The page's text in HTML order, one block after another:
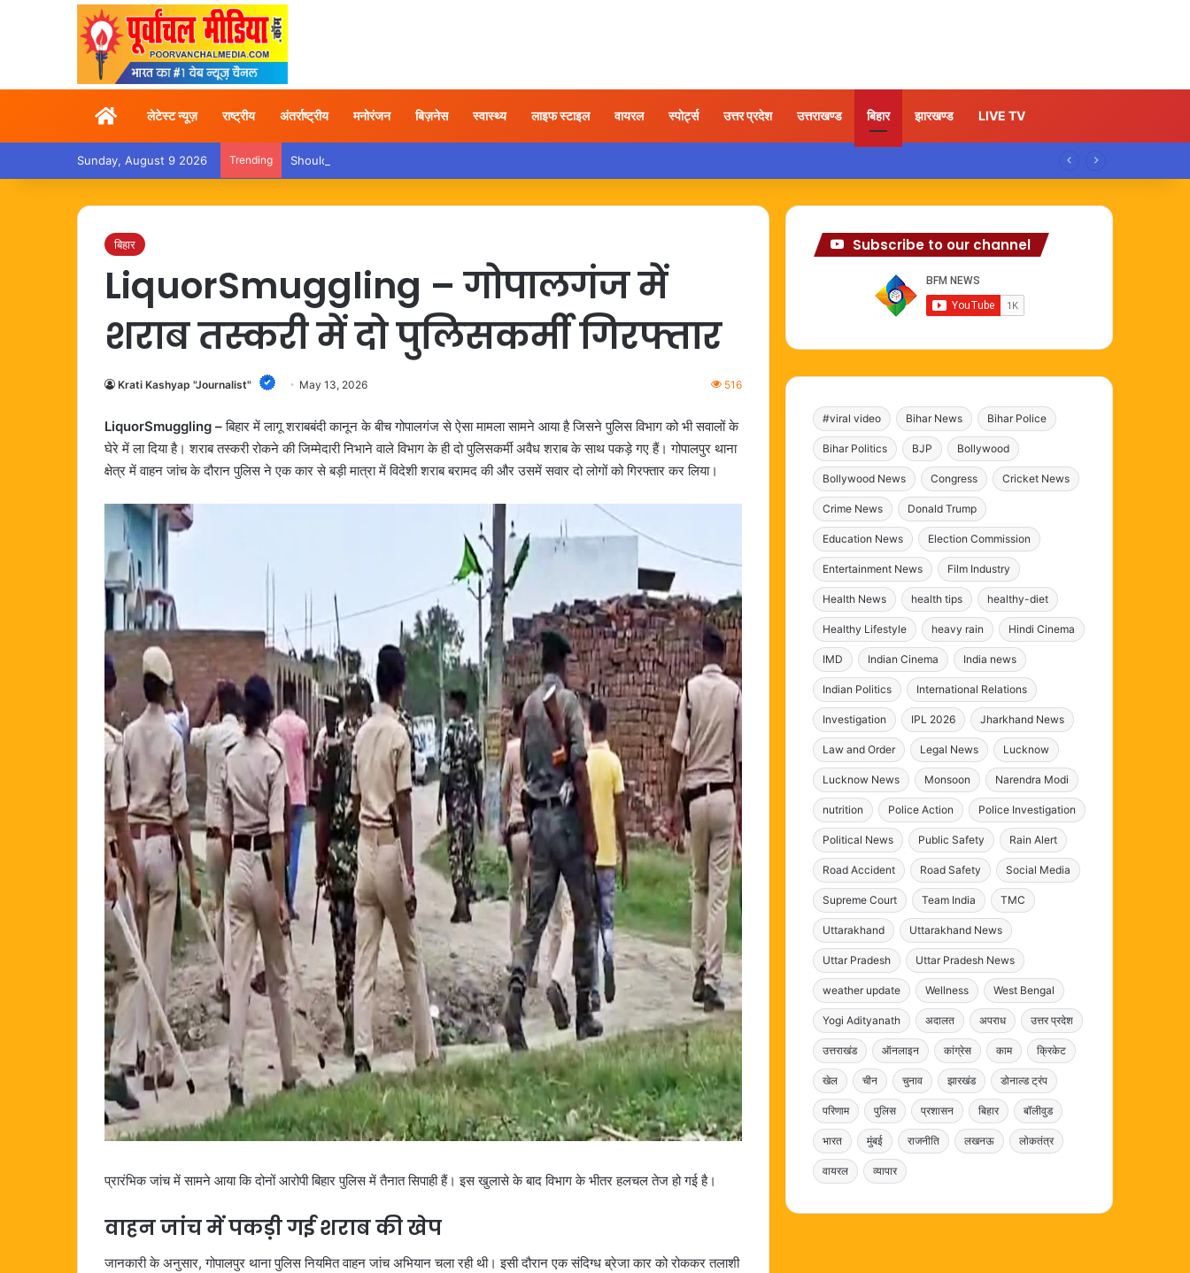
Homeलेटेस्ट न्यूज़ राष्ट्रीय अंतर्राष्ट्रीय मनोरंजन बिज़नेस स्वास्थ्य लाइफ स्टाइल वायरल स्पोर्ट्स उत्तर प्रदेश उत्तराखण्ड बिहार झारखण्ड LIVE TV
Sunday, August 9 2026 Trending Shoulder Pain – कांवड़ यात्रा के बाद कंधे में दर्द हो तो अपनाएं ये आसान उपाय
बिहार
LiquorSmuggling – गोपालगंज में
शराब तस्करी में दो पुलिसकर्मी गिरफ्तार
Krati Kashyap "Journalist" May 13, 2026 516
LiquorSmuggling –बिहार में लागू शराबबंदी कानून के बीच गोपालगंज से ऐसा मामला सामने आया है जिसने पुलिस विभाग को भी सवालों के
घेरे में ला दिया है। शराब तस्करी रोकने की जिम्मेदारी निभाने वाले विभाग के ही दो पुलिसकर्मी अवैध शराब के साथ पकड़े गए हैं। गोपालपुर थाना
क्षेत्र में वाहन जांच के दौरान पुलिस ने एक कार से बड़ी मात्रा में विदेशी शराब बरामद की और उसमें सवार दो लोगों को गिरफ्तार कर लिया।
प्रारंभिक जांच में सामने आया कि दोनों आरोपी बिहार पुलिस में तैनात सिपाही हैं। इस खुलासे के बाद विभाग के भीतर हलचल तेज हो गई है।
वाहन जांच में पकड़ी गई शराब की खेप
जानकारी के अनुसार, गोपालपुर थाना पुलिस नियमित वाहन जांच अभियान चला रही थी। इसी दौरान एक संदिग्ध ब्रेजा कार को रोककर तलाशी
Subscribe to our channel
#viral video Bihar News Bihar Police
Bihar Politics BJP Bollywood
Bollywood News Congress Cricket News
Crime News Donald Trump
Education News Election Commission
Entertainment News Film Industry
Health News health tips healthy-diet
Healthy Lifestyle heavy rain Hindi Cinema
IMD Indian Cinema India news
Indian Politics International Relations
Investigation IPL 2026 Jharkhand News
Law and Order Legal News Lucknow
Lucknow News Monsoon Narendra Modi
nutrition Police Action Police Investigation
Political News Public Safety Rain Alert
Road Accident Road Safety Social Media
Supreme Court Team India TMC
Uttarakhand Uttarakhand News
Uttar Pradesh Uttar Pradesh News
weather update Wellness West Bengal
Yogi Adityanath अदालत अपराध उत्तर प्रदेश
उत्तराखंड ऑनलाइन कांग्रेस काम क्रिकेट
खेल चीन चुनाव झारखंड डोनाल्ड ट्रंप
परिणाम पुलिस प्रशासन बिहार बॉलीवुड
भारत मुंबई राजनीति लखनऊ लोकतंत्र
वायरल व्यापार